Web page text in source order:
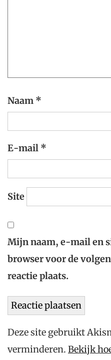
Naam *
E-mail *
Site
Mijn naam, e-mail en
browser voor de
reactie plaats.
Deze site gebruikt
verminderen. Bekijk